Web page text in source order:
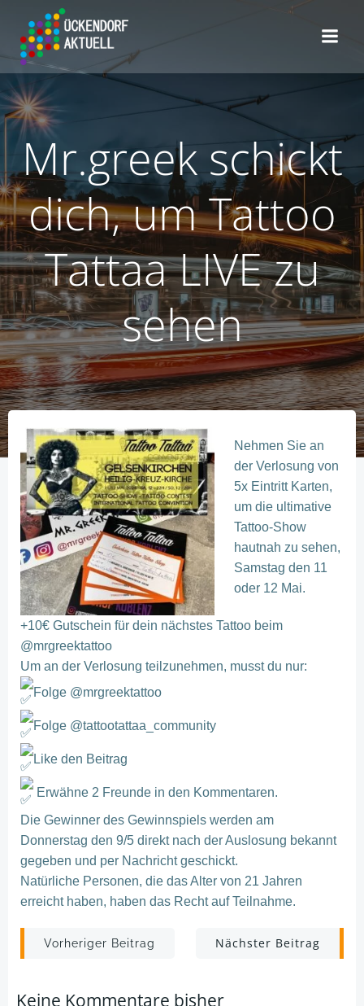
Mr.greek schickt
dich, um Tattoo
Tattaa LIVE zu
sehen
Nehmen Sie an
der Verlosung von
5x Eintritt Karten,
um die ultimative
Tattoo-Show
hautnah zu sehen,
Samstag den 11
oder 12 Mai.
+10€ Gutschein für dein nächstes Tattoo beim
@mrgreektattoo
Um an der Verlosung teilzunehmen, musst du nur:
Folge @mrgreektattoo
Folge @tattootattaa_community
Like den Beitrag
Erwähne 2 Freunde in den Kommentaren.
Die Gewinner des Gewinnspiels werden am
Donnerstag den 9/5 direkt nach der Auslosung bekannt
gegeben und per Nachricht geschickt.
Natürliche Personen, die das Alter von 21 Jahren
erreicht haben, haben das Recht auf Teilnahme.
Post
navigation
Vorheriger Beitrag
Post
navigation
Nächster Beitrag
Keine Kommentare bisher